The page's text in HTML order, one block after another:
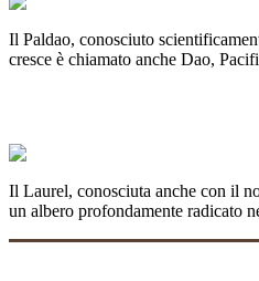
Il Paldao, conosciuto
cresce è chiamato anche Dao,
Il Laurel, conosciuta anche con il
un albero profondamente radicato